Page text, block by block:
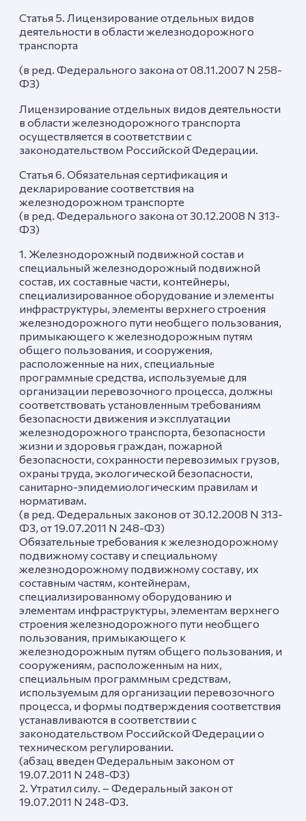
Статья 5. Лицензирование отдельных видов
деятельности в области железнодорожного
транспорта
(в ред. Федерального закона от 08.11.2007 N 258-
ФЗ)
Лицензирование отдельных видов деятельности
в области железнодорожного транспорта
осуществляется в соответствии с
законодательством Российской Федерации.
Статья 6. Обязательная сертификация и
декларирование соответствия на
железнодорожном транспорте
(в ред. Федерального закона от 30.12.2008 N 313-
ФЗ)
1. Железнодорожный подвижной состав и
специальный железнодорожный подвижной
состав, их составные части, контейнеры,
специализированное оборудование и элементы
инфраструктуры, элементы верхнего строения
железнодорожного пути необщего пользования,
примыкающего к железнодорожным путям
общего пользования, и сооружения,
расположенные на них, специальные
программные средства, используемые для
организации перевозочного процесса, должны
соответствовать установленным требованиям
безопасности движения и эксплуатации
железнодорожного транспорта, безопасности
жизни и здоровья граждан, пожарной
безопасности, сохранности перевозимых грузов,
охраны труда, экологической безопасности,
санитарно-эпидемиологическим правилам и
нормативам.
(в ред. Федеральных законов от 30.12.2008 N 313-
ФЗ, от 19.07.2011 N 248-ФЗ)
Обязательные требования к железнодорожному
подвижному составу и специальному
железнодорожному подвижному составу, их
составным частям, контейнерам,
специализированному оборудованию и
элементам инфраструктуры, элементам верхнего
строения железнодорожного пути необщего
пользования, примыкающего к
железнодорожным путям общего пользования, и
сооружениям, расположенным на них,
специальным программным средствам,
используемым для организации перевозочного
процесса, и формы подтверждения соответствия
устанавливаются в соответствии с
законодательством Российской Федерации о
техническом регулировании.
(абзац введен Федеральным законом от
19.07.2011 N 248-ФЗ)
2. Утратил силу. – Федеральный закон от
19.07.2011 N 248-ФЗ.